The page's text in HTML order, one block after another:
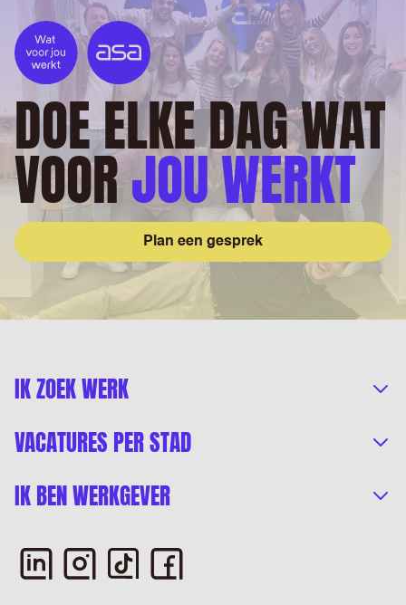
DOE ELKE DAG WAT
VOORJOU WERKT
Plan een gesprek
IK ZOEK WERK
VACATURES PER STAD
IK BEN WERKGEVER